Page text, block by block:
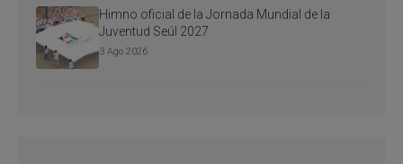
Himno oficial de la Jornada Mundial de la
Juventud Seúl 2027
3 Ago 2026